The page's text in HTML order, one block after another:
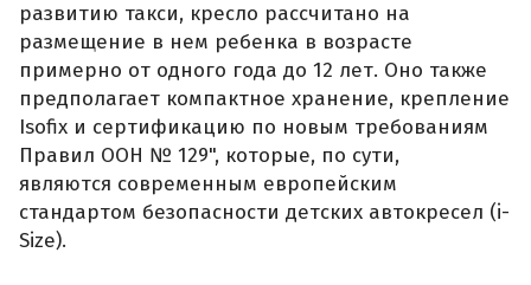
развитию такси, кресло рассчитано на
размещение в нем ребенка в возрасте
примерно от одного года до 12 лет. Оно также
предполагает компактное хранение, крепление
Isofix и сертификацию по новым требованиям
Правил ООН № 129", которые, по сути,
являются современным европейским
стандартом безопасности детских автокресел (i-
Size).